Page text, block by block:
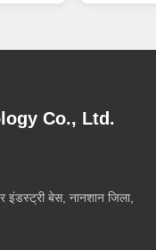
Co., Ltd.
इंडस्ट्री बेस, नानशान जिला,